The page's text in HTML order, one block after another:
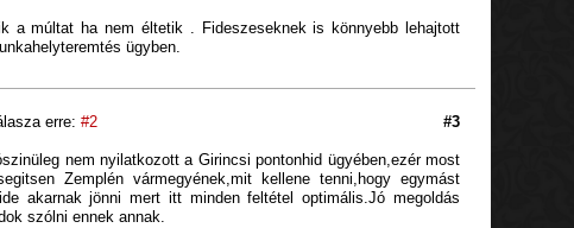
a múltat ha nem éltetik . Fideszeseknek is könnyebb lehajtott
ügyben.
erre: #2 #3
nem nyilatkozott a Girincsi pontonhid ügyében,ezér most
Zemplén vármegyének,mit kellene tenni,hogy egymást
akarnak jönni mert itt minden feltétel optimális.Jó megoldás
szólni ennek annak.